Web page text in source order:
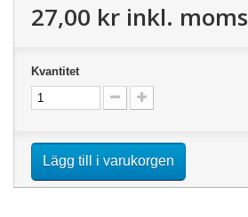
27,00 kr inkl. moms
Kvantitet
Lägg till i varukorgen